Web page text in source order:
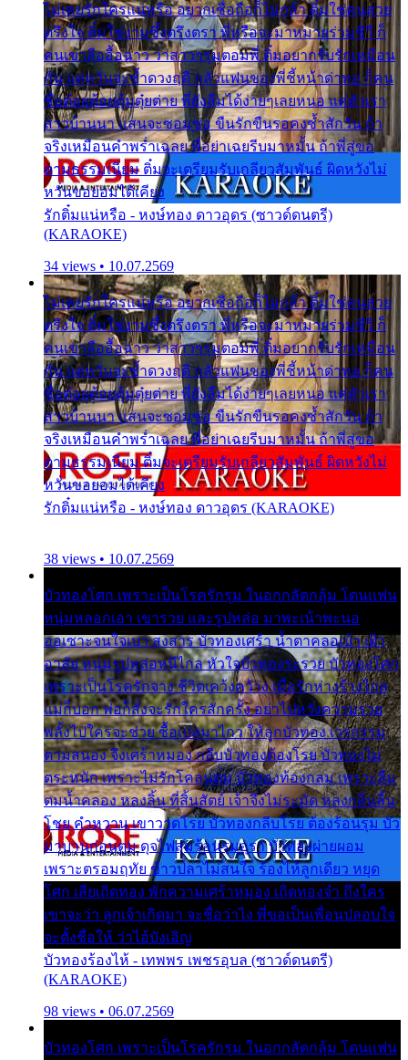
ไม่เคยรักใครแน่หรือ อยากเชื่อถือก็ไม่กล้า ติ๋มใช่คนสวย
ตรึงใจ ติ๋มใช่งามซึ้งตรึงตรา พี่หรือจะมาหมายร่วมชีวี ก็
คนเขาลืออื้อฉาว ว่าสาวๆรุมตอมพี่ ติ๋มอยากรับรักเหมือน
กัน แต่หวั่นจะช้ำดวงฤดี กลัวแฟนของพี่ชี้หน้าด่าทอ ก็คน
ชื่อต๋อยต้อยตุ้มตุ๋ยต่าย พี่ยังลืมได้ง่ายๆเลยหนอ แค่ตัวเรา
สาวบ้านนา แสนจะซอมซ่อ ขืนรักขืนรอคงช้ำสักวัน ถ้า
จริงเหมือนคำพร่ำเฉลย พี่อย่าเฉยรีบมาหมั้น ถ้าพี่สู่ขอ
ตามธรรมเนียม ติ๋มจะเตรียมรับเกลียวสัมพันธ์ ผิดหวังไม่
หวั่นขอยอมได้เคียง
รักติ๋มแน่หรือ - หงษ์ทอง ดาวอุดร (ซาวด์ดนตรี)
(KARAOKE)
34 views • 10.07.2569
ไม่เคยรักใครแน่หรือ อยากเชื่อถือก็ไม่กล้า ติ๋มใช่คนสวย
ตรึงใจ ติ๋มใช่งามซึ้งตรึงตรา พี่หรือจะมาหมายร่วมชีวี ก็
คนเขาลืออื้อฉาว ว่าสาวๆรุมตอมพี่ ติ๋มอยากรับรักเหมือน
กัน แต่หวั่นจะช้ำดวงฤดี กลัวแฟนของพี่ชี้หน้าด่าทอ ก็คน
ชื่อต๋อยต้อยตุ้มตุ๋ยต่าย พี่ยังลืมได้ง่ายๆเลยหนอ แค่ตัวเรา
สาวบ้านนา แสนจะซอมซ่อ ขืนรักขืนรอคงช้ำสักวัน ถ้า
จริงเหมือนคำพร่ำเฉลย พี่อย่าเฉยรีบมาหมั้น ถ้าพี่สู่ขอ
ตามธรรมเนียม ติ๋มจะเตรียมรับเกลียวสัมพันธ์ ผิดหวังไม่
หวั่นขอยอมได้เคียง
รักติ๋มแน่หรือ - หงษ์ทอง ดาวอุดร (KARAOKE)
38 views • 10.07.2569
บัวทองโศก เพราะเป็นโรครักรุม ในอกกลัดกลุ้ม โดนแฟน
หนุ่มหลอกเอา เขารวย และรูปหล่อ มาพะเน้าพะนอ
ออเซาะจนใจเบา สงสาร บัวทองเศร้า น้ำตาคลอเบ้า เฝ้า
อาลัย หนุ่มรูปหล่อหนีไกล หัวใจบัวทองระรวย บัวทองโศก
เพราะเป็นโรครักจาง ชีวิตเคว้งคว้าง เมื่อรักห่างร้างไกล
แม่ก็บอก พ่อก็สั่งจะรักใครสักครั้ง อย่าไปหวังความรวย
พลั้งไปใครจะช่วย ซื้อเปลมาไกว ให้ลูกบัวทอง เวรกรรม
ตามสนอง จึงเศร้าหมอง กลีบบัวทองต้องโรย บัวทองไม่
ตระหนัก เพราะไม่รักโคลนตม บัวทองท้องกลม เพราะลืม
ตมน้ำคลอง หลงลิ้น ที่สิ้นสัตย์ เจ้าจึงไม่ระมัด หลงกลิ่นลิ้น
โชย คำหวาน เขาวาดโรย บัวทองกลีบโรย ต้องร้อนรุม บัว
มาบานก่อนตูม ดุจไฟสุมร้อนรุมอุรา บัวทองผ่ายผอม
เพราะตรอมฤทัย ข้าวปลาไม่สนใจ ร้องไห้ลูกเดียว หยุด
โศก เสียเถิดทอง พักความเศร้าหมอง เถิดทองจ๋า ถึงใคร
เขาจะว่า ลูกเจ้าเกิดมา จะชื่อว่าไง พี่ขอเป็นเพื่อนปลอบใจ
จะตั้งชื่อให้ ว่าไอ้บังเอิญ
บัวทองร้องไห้ - เทพพร เพชรอุบล (ซาวด์ดนตรี)
(KARAOKE)
98 views • 06.07.2569
บัวทองโศก เพราะเป็นโรครักรุม ในอกกลัดกลุ้ม โดนแฟน